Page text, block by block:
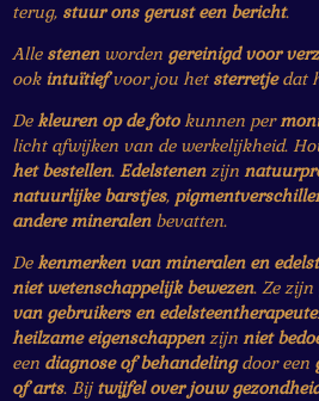
terug, stuur ons gerust een bericht.
Alle stenenworden gereinigd voor
ook intuïtiefvoor jou het sterretjedat
Dekleuren op de fotokunnen per
licht afwijken van de werkelijkheid.
het bestellen. Edelstenenzijn
natuurlijke barstjes,
andere mineralenbevatten.
Dekenmerken van mineralen en
niet wetenschappelijk bewezen. Ze zijn
van gebruikers en
heilzame eigenschappenzijn niet
een diagnose of behandelingdoor een
of arts. Bijtwijfel over jouw